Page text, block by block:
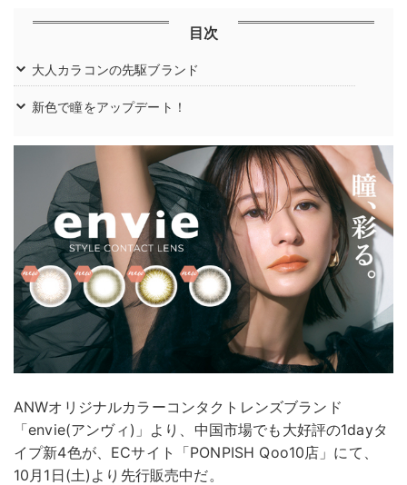
目次
大人カラコンの先駆ブランド
新色で瞳をアップデート！
ANWオリジナルカラーコンタクトレンズブランド
「envie(アンヴィ)」より、中国市場でも大好評の1dayタ
イプ新4色が、ECサイト「PONPISH Qoo10店」にて、
10月1日(土)より先行販売中だ。